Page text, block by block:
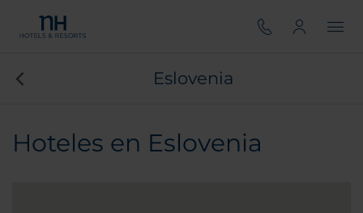
Eslovenia
Hoteles en Eslovenia